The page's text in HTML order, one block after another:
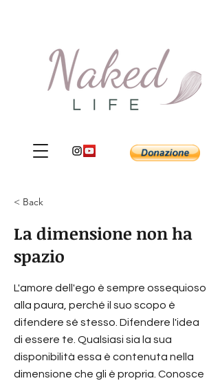
< Back
La dimensione non ha
spazio
L'amore dell'ego è sempre ossequioso
alla paura, perché il suo scopo è
difendere sé stesso. Difendere l'idea
di essere te. Qualsiasi sia la sua
disponibilità essa è contenuta nella
dimensione che gli è propria. Conosce